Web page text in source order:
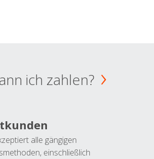
ich zahlen?
alle gängigen
einschließlich